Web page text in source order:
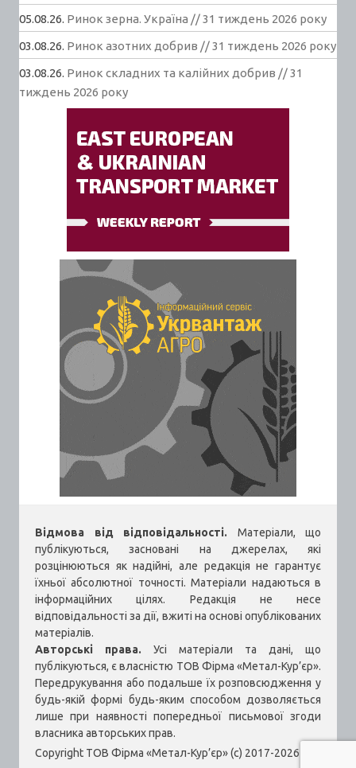
05.08.26. Ринок зерна. Україна // 31 тиждень 2026 року
03.08.26. Ринок азотних добрив // 31 тиждень 2026 року
03.08.26. Ринок складних та калійних добрив // 31
тиждень 2026 року
Відмова від відповідальності. Матеріали, що
публікуються, засновані на джерелах, які
розцінюються як надійні, але редакція не гарантує
їхньої абсолютної точності. Матеріали надаються в
інформаційних цілях. Редакція не несе
відповідальності за дії, вжиті на основі опублікованих
матеріалів.
Авторські права. Усі матеріали та дані, що
публікуються, є власністю ТОВ Фірма «Метал-Кур’єр».
Передрукування або подальше їх розповсюдження у
будь-якій формі будь-яким способом дозволяється
лише при наявності попередньої письмової згоди
власника авторських прав.
Copyright ТОВ Фірма «Метал-Кур’єр» (c) 2017-2026